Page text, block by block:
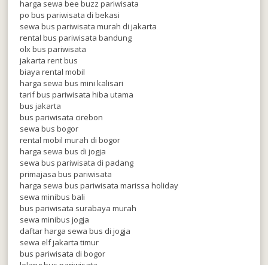
harga sewa bee buzz pariwisata
po bus pariwisata di bekasi
sewa bus pariwisata murah di jakarta
rental bus pariwisata bandung
olx bus pariwisata
jakarta rent bus
biaya rental mobil
harga sewa bus mini kalisari
tarif bus pariwisata hiba utama
bus jakarta
bus pariwisata cirebon
sewa bus bogor
rental mobil murah di bogor
harga sewa bus di jogja
sewa bus pariwisata di padang
primajasa bus pariwisata
harga sewa bus pariwisata marissa holiday
sewa minibus bali
bus pariwisata surabaya murah
sewa minibus jogja
daftar harga sewa bus di jogja
sewa elf jakarta timur
bus pariwisata di bogor